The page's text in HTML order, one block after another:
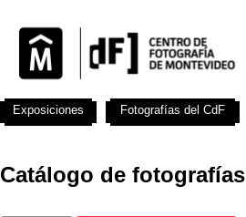
Catálogo de fotografías
Exposiciones Fotografías del CdF